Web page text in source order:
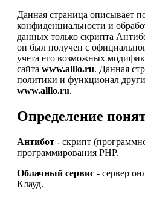
Данная страница описывает
конфиденциальности и
данных только скрипта
он был получен с
учета его возможных
сайта www.alllo.ru. Данная
политики и функционал
www.alllo.ru.
Определение
Антибот - скрипт
программирования PHP.
Облачный сервис - сервер
Клауд.